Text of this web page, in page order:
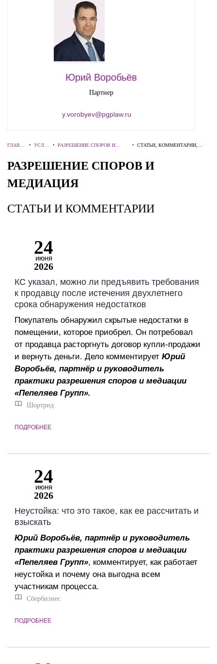
Юрий Воробьёв
Партнер
y.vorobyev@pgplaw.ru
ГЛАВН • УСЛУ •РАЗРЕШЕНИЕ СПОРОВ И • СТАТЬИ, КОММЕНТАРИИ,
РАЗРЕШЕНИЕ СПОРОВ И
МЕДИАЦИЯ
СТАТЬИ И КОММЕНТАРИИ
24
июня
2026
КС указал, можно ли предъявить требования
к продавцу после истечения двухлетнего
срока обнаружения недостатков
Покупатель обнаружил скрытые недостатки в
помещении, которое приобрел. Он потребовал
от продавца расторгнуть договор купли-продажи
и вернуть деньги. Дело комментирует Юрий
Воробьёв, партнёр и руководитель
практики разрешения споров и медиации
«Пепеляев Групп».
Шортрид
ПОДРОБНЕЕ
24
июня
2026
Неустойка: что это такое, как ее рассчитать и
взыскать
Юрий Воробьёв, партнёр и руководитель
практики разрешения споров и медиации
«Пепеляев Групп», комментирует, как работает
неустойка и почему она выгодна всем
участникам процесса.
Сбербизнес
ПОДРОБНЕЕ